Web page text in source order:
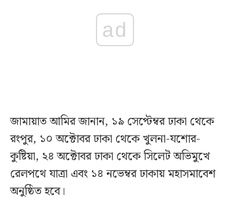
ad
জামায়াত আমির জানান, ১৯ সেপ্টেম্বর ঢাকা থেকে
রংপুর, ১০ অক্টোবর ঢাকা থেকে খুলনা-যশোর-
কুষ্টিয়া, ২৪ অক্টোবর ঢাকা থেকে সিলেট অভিমুখে
রেলপথে যাত্রা এবং ১৪ নভেম্বর ঢাকায় মহাসমাবেশ
অনুষ্ঠিত হবে।